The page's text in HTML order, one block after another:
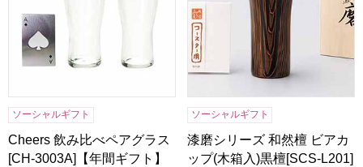
ソーシャルギフト
Cheers 飲み比べペアグラス
[CH-3003A]【年間ギフト】
ソーシャルギフト
漆磨シリーズ 和然檀 ビアカ
ップ(木箱入)黒檀[SCS-L201]